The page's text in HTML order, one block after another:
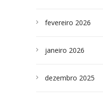
fevereiro 2026
janeiro 2026
dezembro 2025